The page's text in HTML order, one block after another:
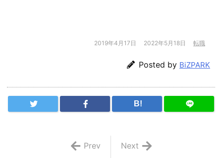
2019年4月17日 2022年5月18日 転職
Posted by BiZPARK
B!
Next
Prev